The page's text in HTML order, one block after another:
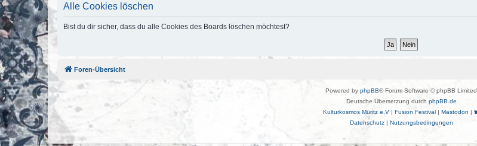
Alle Cookies löschen
Bist du dir sicher, dass du alle Cookies des Boards löschen möchtest?
Foren-Übersicht
Powered by phpBB® Forum Software © phpBB Limited
Deutsche Übersetzung durch phpBB.de
Kulturkosmos Müritz e.V | Fusion Festival | Mastodon |
Datenschutz| Nutzungsbedingungen